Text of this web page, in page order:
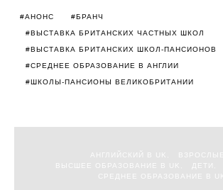
АНОНС БРАНЧ
ВЫСТАВКА БРИТАНСКИХ ЧАСТНЫХ ШКОЛ
ВЫСТАВКА БРИТАНСКИХ ШКОЛ-ПАНСИОНОВ
СРЕДНЕЕ ОБРАЗОВАНИЕ В АНГЛИИ
ШКОЛЫ-ПАНСИОНЫ ВЕЛИКОБРИТАНИИ
АНГЛИЙСКИЙ В UK
ВЗРОСЛЫЕ
ВЫСШЕЕ ОБРАЗОВАНИЕ В UK
ДЕТИ
СРЕДНЕЕ ОБРАЗОВАНИЕ В UK